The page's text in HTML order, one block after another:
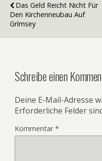
Das Geld Reicht Nicht Für
Den Kirchenneubau Auf
Grímsey
Schreibe einen
Deine E-Mail-Adresse
Erforderliche Felder
Kommentar*